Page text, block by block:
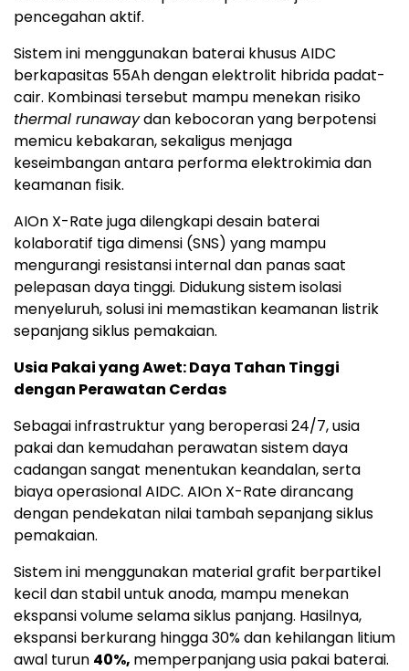
pencegahan aktif.
Sistem ini menggunakan baterai khusus AIDC
berkapasitas 55Ah dengan elektrolit hibrida padat-
cair. Kombinasi tersebut mampu menekan risiko
thermal runawaydan kebocoran yang berpotensi
memicu kebakaran, sekaligus menjaga
keseimbangan antara performa elektrokimia dan
keamanan fisik.
AIOn X-Rate juga dilengkapi desain baterai
kolaboratif tiga dimensi (SNS) yang mampu
mengurangi resistansi internal dan panas saat
pelepasan daya tinggi. Didukung sistem isolasi
menyeluruh, solusi ini memastikan keamanan listrik
sepanjang siklus pemakaian.
Usia Pakai yang Awet: Daya Tahan Tinggi
dengan Perawatan Cerdas
Sebagai infrastruktur yang beroperasi 24/7, usia
pakai dan kemudahan perawatan sistem daya
cadangan sangat menentukan keandalan, serta
biaya operasional AIDC. AIOn X-Rate dirancang
dengan pendekatan nilai tambah sepanjang siklus
pemakaian.
Sistem ini menggunakan material grafit berpartikel
kecil dan stabil untuk anoda, mampu menekan
ekspansi volume selama siklus panjang. Hasilnya,
ekspansi berkurang hingga 30% dan kehilangan litium
awal turun 40%, memperpanjang usia pakai baterai.